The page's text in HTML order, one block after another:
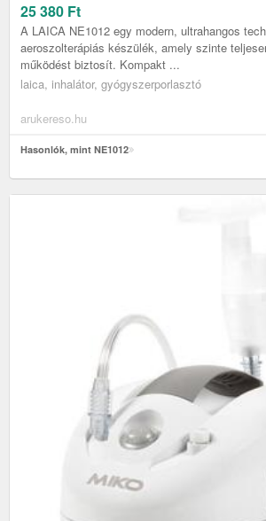
25 380 Ft
A LAICA NE1012 egy modern, ultrahangos
aeroszolterápiás készülék, amely szinte
működést biztosít. Kompakt ...
laica, inhalátor, gyógyszerporlasztó
arukereso.hu
Hasonlók, mint NE1012